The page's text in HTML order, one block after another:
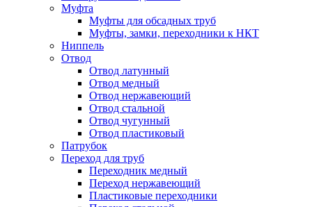
Муфта
Муфты для обсадных труб
Муфты, замки, переходники к НКТ
Ниппель
Отвод
Отвод латунный
Отвод медный
Отвод нержавеющий
Отвод стальной
Отвод чугунный
Отвод пластиковый
Патрубок
Переход для труб
Переходник медный
Переход нержавеющий
Пластиковые переходники